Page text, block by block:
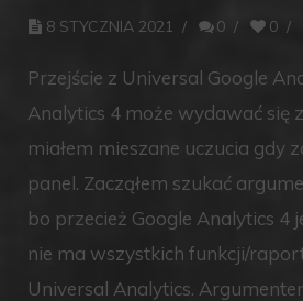
8 STYCZNIA 2021 / 0 / 0 /
Przejście z Universal Google
Analytics 4 może wydawać się
miałem mieszane uczucia gdy
panel. Zacząłem szukać
bo przecież Google Analytics 4
nie ma wszystkich funkcji/
Universal Analytics.